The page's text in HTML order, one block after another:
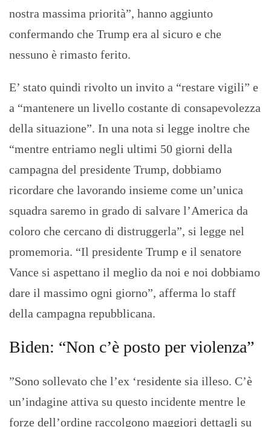
nostra massima priorità”, hanno aggiunto
confermando che Trump era al sicuro e che
nessuno è rimasto ferito.
E’ stato quindi rivolto un invito a “restare vigili” e
a “mantenere un livello costante di consapevolezza
della situazione”. In una nota si legge inoltre che
“mentre entriamo negli ultimi 50 giorni della
campagna del presidente Trump, dobbiamo
ricordare che lavorando insieme come un’unica
squadra saremo in grado di salvare l’America da
coloro che cercano di distruggerla”, si legge nel
promemoria. “Il presidente Trump e il senatore
Vance si aspettano il meglio da noi e noi dobbiamo
dare il massimo ogni giorno”, afferma lo staff
della campagna repubblicana.
Biden: “Non c’è posto per violenza”
”Sono sollevato che l’ex ‘residente sia illeso. C’è
un’indagine attiva su questo incidente mentre le
forze dell’ordine raccolgono maggiori dettagli su